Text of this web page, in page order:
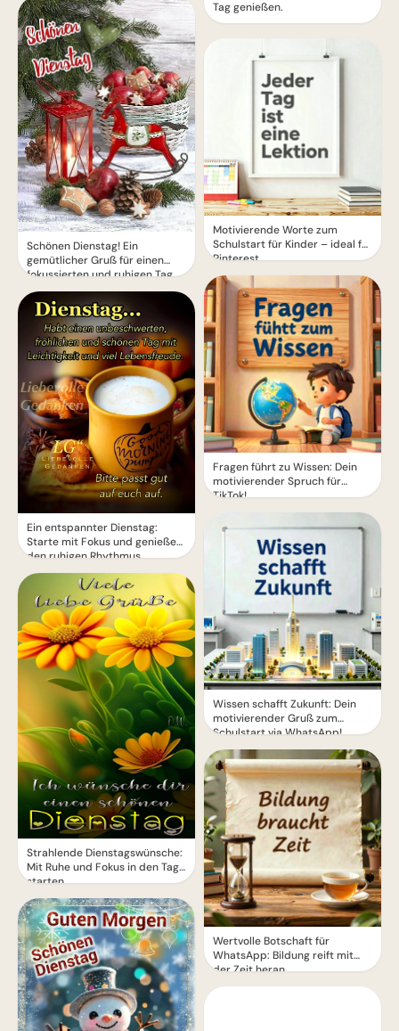
Schönen Dienstag! Ein
gemütlicher Gruß für einen
fokussierten und ruhigen Tag.
Ein entspannter Dienstag:
Starte mit Fokus und genieße
den ruhigen Rhythmus.
Strahlende Dienstagswünsche:
Mit Ruhe und Fokus in den Tag
starten
Tag genießen.
Motivierende Worte zum
Schulstart für Kinder – ideal für
Pinterest
Fragen führt zu Wissen: Dein
motivierender Spruch für
TikTok!
Wissen schafft Zukunft: Dein
motivierender Gruß zum
Schulstart via WhatsApp!
Wertvolle Botschaft für
WhatsApp: Bildung reift mit
der Zeit heran